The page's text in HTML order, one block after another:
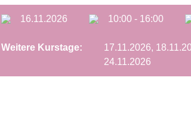
16.11.2026 10:00 - 16:00
Weitere Kurstage:
17.11.2026,
24.11.2026